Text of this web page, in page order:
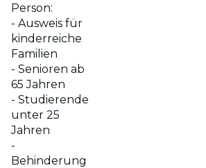
Person:
- Ausweis für
kinderreiche
Familien
- Senioren ab
65 Jahren
- Studierende
unter 25
Jahren
-
Behinderung